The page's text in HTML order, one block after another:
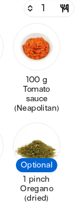
100 g
Tomato
sauce
(Neapolitan)
Optional
1 pinch
Oregano
(dried)